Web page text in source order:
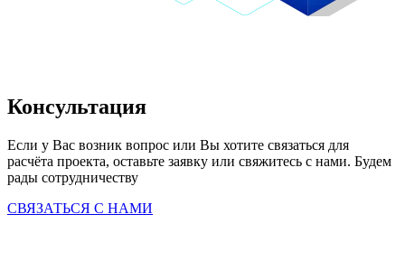
Консультация
Если у Вас возник вопрос или Вы хотите связаться для
расчёта проекта, оставьте заявку или свяжитесь с нами. Будем
рады сотрудничеству
СВЯЗАТЬСЯ С НАМИ